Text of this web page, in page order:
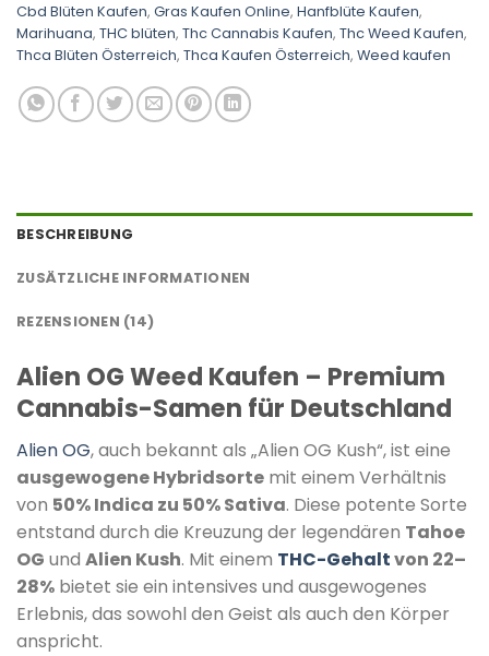
Cbd Blüten Kaufen, Gras Kaufen Online, Hanfblüte Kaufen,
Marihuana, THC blüten, Thc Cannabis Kaufen, Thc Weed Kaufen,
Thca Blüten Österreich, Thca Kaufen Österreich, Weed kaufen
BESCHREIBUNG
ZUSÄTZLICHE INFORMATIONEN
REZENSIONEN (14)
Alien OG Weed Kaufen – Premium
Cannabis-Samen für Deutschland
Alien OG, auch bekannt als „Alien OG Kush“, ist eine
ausgewogene Hybridsorte mit einem Verhältnis
von 50% Indica zu 50% Sativa. Diese potente Sorte
entstand durch die Kreuzung der legendären Tahoe
OG und Alien Kush. Mit einem THC-Gehaltvon 22–
28% bietet sie ein intensives und ausgewogenes
Erlebnis, das sowohl den Geist als auch den Körper
anspricht.